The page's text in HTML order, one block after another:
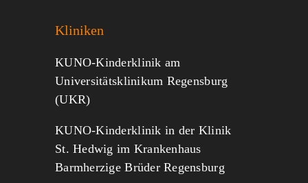
Kliniken
KUNO-Kinderklinik am
Universitätsklinikum Regensburg
(UKR)
KUNO-Kinderklinik in der Klinik
St. Hedwig im Krankenhaus
Barmherzige Brüder Regensburg